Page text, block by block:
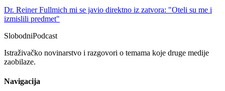
Dr. Reiner Fullmich mi se javio direktno iz zatvora: "Oteli su me i
izmislili predmet"
SlobodniPodcast
Istraživačko novinarstvo i razgovori o temama koje druge medije
zaobilaze.
Navigacija